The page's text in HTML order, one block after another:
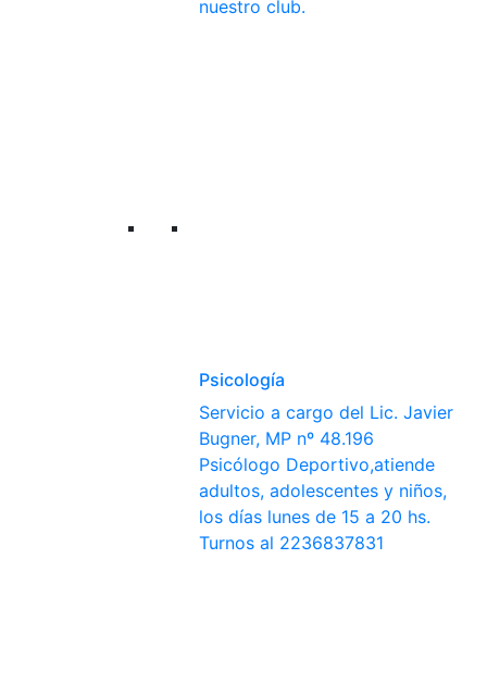
nuestro club.
Psicología
Servicio a cargo del Lic. Javier
Bugner, MP nº 48.196
Psicólogo Deportivo,atiende
adultos, adolescentes y niños,
los días lunes de 15 a 20 hs.
Turnos al 2236837831